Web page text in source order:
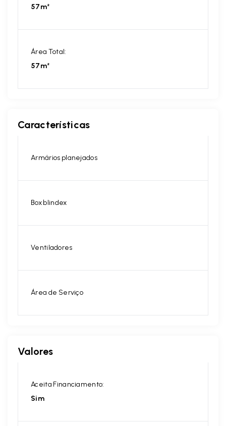
57m²
Área Total:
57m²
Características
Armários planejados
Box blindex
Ventiladores
Área de Serviço
Valores
Aceita Financiamento:
Sim